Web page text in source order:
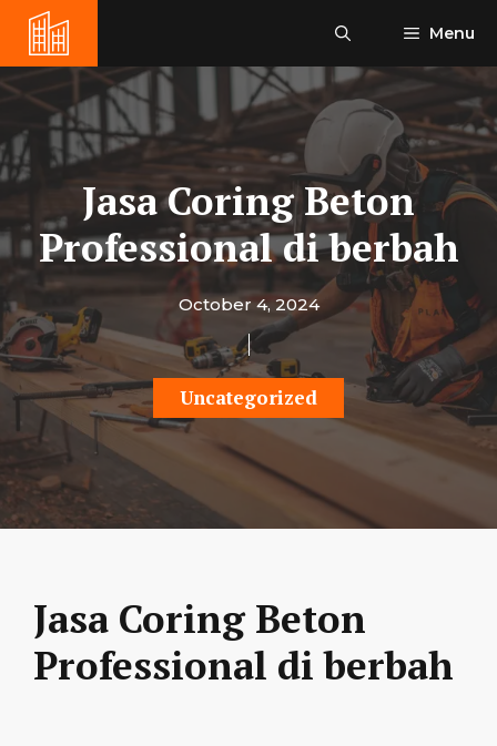
content
Menu
Jasa Coring Beton
Professional di berbah
October 4, 2024
Uncategorized
Jasa Coring Beton
Professional di berbah